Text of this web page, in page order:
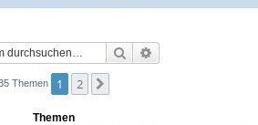
Suche
Themen 1 2
Themen